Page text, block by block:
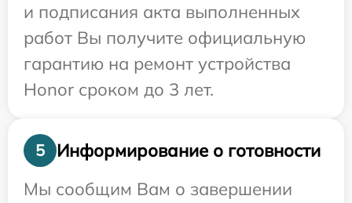
и подписания акта выполненных
работ Вы получите официальную
гарантию на ремонт устройства
Honor сроком до 3 лет.
5
Информирование о готовности
Мы сообщим Вам о завершении